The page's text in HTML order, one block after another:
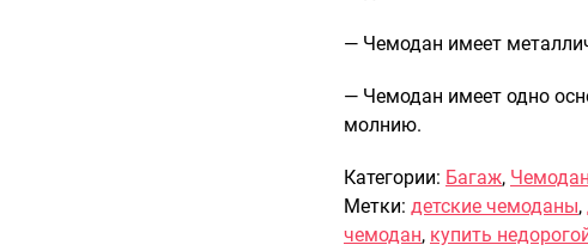
— Чемодан имеет
— Чемодан имеет одно
молнию.
Категории: Багаж,
Метки: детские чемоданы,
чемодан, купить